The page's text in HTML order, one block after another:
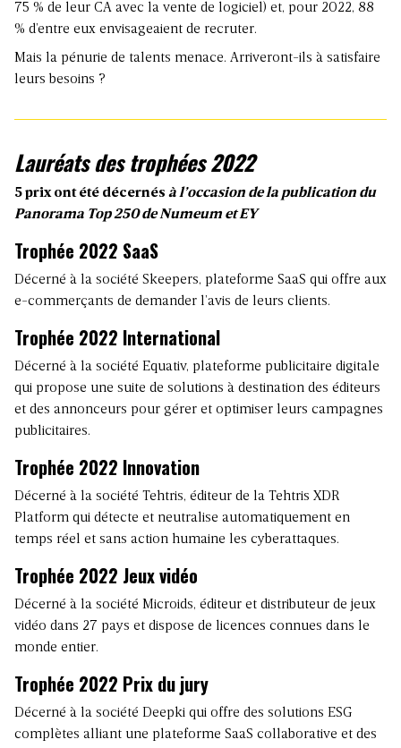
75 % de leur CA avec la vente de logiciel) et, pour 2022, 88
% d’entre eux envisageaient de recruter.
Mais la pénurie de talents menace. Arriveront-ils à satisfaire
leurs besoins ?
Lauréats des trophées 2022
5 prix ont été décernés à l’occasion de la publication du
Panorama Top 250 de Numeum et EY
Trophée 2022 SaaS
Décerné à la société Skeepers, plateforme SaaS qui offre aux
e-commerçants de demander l’avis de leurs clients.
Trophée 2022 International
Décerné à la société Equativ, plateforme publicitaire digitale
qui propose une suite de solutions à destination des éditeurs
et des annonceurs pour gérer et optimiser leurs campagnes
publicitaires.
Trophée 2022 Innovation
Décerné à la société Tehtris, éditeur de la Tehtris XDR
Platform qui détecte et neutralise automatiquement en
temps réel et sans action humaine les cyberattaques.
Trophée 2022 Jeux vidéo
Décerné à la société Microids, éditeur et distributeur de jeux
vidéo dans 27 pays et dispose de licences connues dans le
monde entier.
Trophée 2022 Prix du jury
Décerné à la société Deepki qui offre des solutions ESG
complètes alliant une plateforme SaaS collaborative et des